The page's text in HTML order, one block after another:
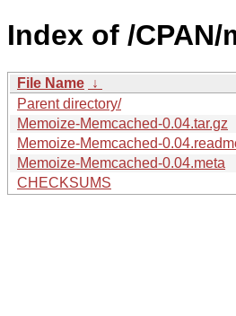
Index of /
File Name ↓
Parent directory/
Memoize-Memcached-0.04.tar.gz
Memoize-Memcached-
Memoize-Memcached-0.04.meta
CHECKSUMS